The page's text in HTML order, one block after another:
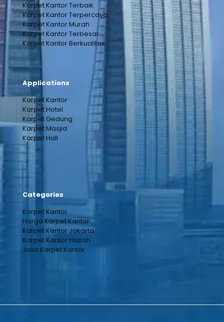
Karpet Kantor Terbaik
Karpet Kantor Terpercaya
Karpet Kantor Murah
Karpet Kantor Terbesar
Karpet Kantor Berkualitas
Applications
Karpet Kantor
Karpet Hotel
Karpet Gedung
Karpet Masjid
Karpet Hall
Categories
Karpet Kantor
Harga Karpet Kantor
Karpet Kantor Jakarta
Karpet Kantor murah
Jasa Karpet Kantor